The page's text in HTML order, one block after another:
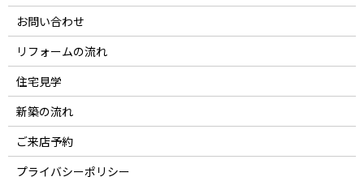
お問い合わせ
リフォームの流れ
住宅見学
新築の流れ
ご来店予約
プライバシーポリシー